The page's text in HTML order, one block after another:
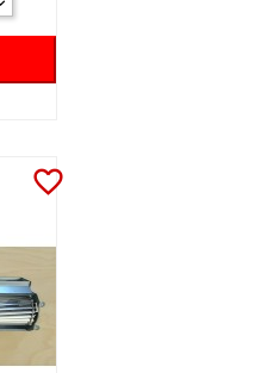
favorite_border